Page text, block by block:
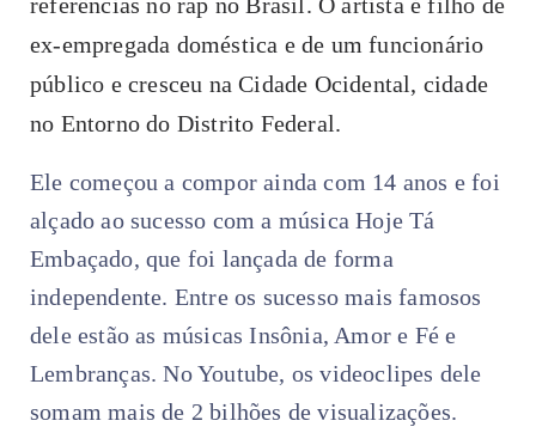
ex-empregada doméstica e de um funcionário
público e cresceu na Cidade Ocidental, cidade
no Entorno do Distrito Federal.
Ele começou a compor ainda com 14 anos e foi
alçado ao sucesso com a música Hoje Tá
Embaçado, que foi lançada de forma
independente. Entre os sucesso mais famosos
dele estão as músicas Insônia, Amor e Fé e
Lembranças. No Youtube, os videoclipes dele
somam mais de 2 bilhões de visualizações.